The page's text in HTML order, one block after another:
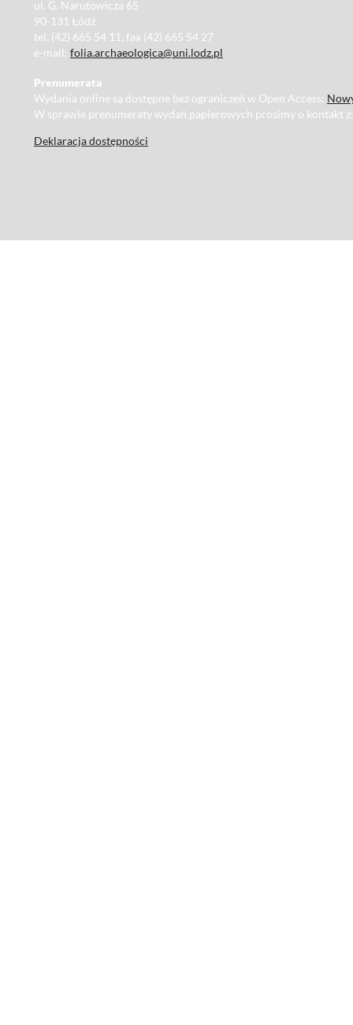
ul. G. Narutowicza 65
90-131 Łódź
tel. (42) 665 54 11, fax (42) 665 54 27
e-mail: folia.archaeologica@uni.lodz.pl
Prenumerata
Wydania online są dostępne bez ograniczeń w Open Access:
W sprawie prenumeraty wydań papierowych prosimy o kontakt
Deklaracja dostępności